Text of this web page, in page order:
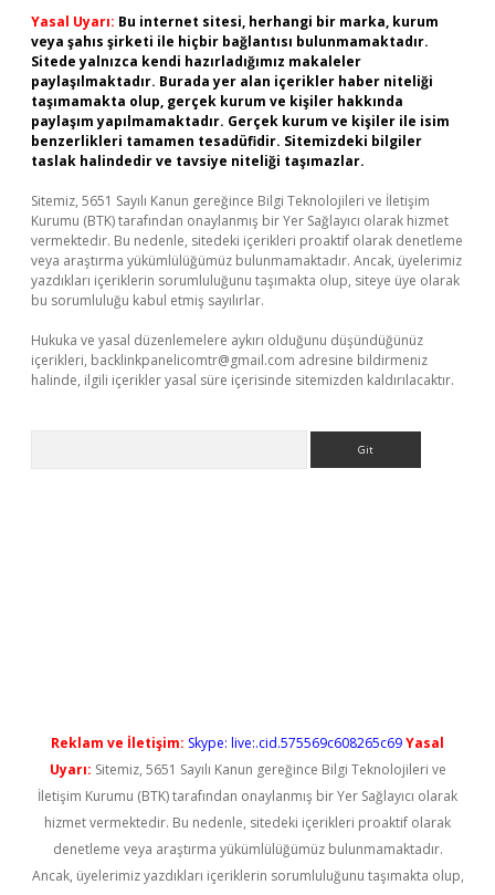
Yasal Uyarı: Bu internet sitesi, herhangi bir marka, kurum
veya şahıs şirketi ile hiçbir bağlantısı bulunmamaktadır.
Sitede yalnızca kendi hazırladığımız makaleler
paylaşılmaktadır. Burada yer alan içerikler haber niteliği
taşımamakta olup, gerçek kurum ve kişiler hakkında
paylaşım yapılmamaktadır. Gerçek kurum ve kişiler ile isim
benzerlikleri tamamen tesadüfidir. Sitemizdeki bilgiler
taslak halindedir ve tavsiye niteliği taşımazlar.
Sitemiz, 5651 Sayılı Kanun gereğince Bilgi Teknolojileri ve İletişim
Kurumu (BTK) tarafından onaylanmış bir Yer Sağlayıcı olarak hizmet
vermektedir. Bu nedenle, sitedeki içerikleri proaktif olarak denetleme
veya araştırma yükümlülüğümüz bulunmamaktadır. Ancak, üyelerimiz
yazdıkları içeriklerin sorumluluğunu taşımakta olup, siteye üye olarak
bu sorumluluğu kabul etmiş sayılırlar.
Hukuka ve yasal düzenlemelere aykırı olduğunu düşündüğünüz
içerikleri, backlinkpanelicomtr@gmail.com adresine bildirmeniz
halinde, ilgili içerikler yasal süre içerisinde sitemizden kaldırılacaktır.
Reklam ve İletişim: Skype: live:.cid.575569c608265c69Yasal
Uyarı: Sitemiz, 5651 Sayılı Kanun gereğince Bilgi Teknolojileri ve
İletişim Kurumu (BTK) tarafından onaylanmış bir Yer Sağlayıcı olarak
hizmet vermektedir. Bu nedenle, sitedeki içerikleri proaktif olarak
denetleme veya araştırma yükümlülüğümüz bulunmamaktadır.
Ancak, üyelerimiz yazdıkları içeriklerin sorumluluğunu taşımakta olup,